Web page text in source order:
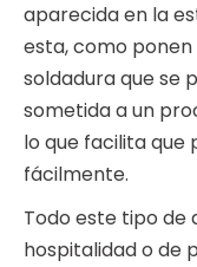
aparecida en la
esta, como
soldadura que se
sometida a un
lo que facilita que
fácilmente.
Todo este tipo de
hospitalidad o de